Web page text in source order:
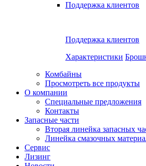
Поддержка клиентов
Поддержка клиентов
Характеристики
Комбайны
Просмотреть все продукты
О компании
Специальные предложения
Контакты
Запасные части
Вторая линейка запасных
​​Линейка смазочных
Сервис
Лизинг